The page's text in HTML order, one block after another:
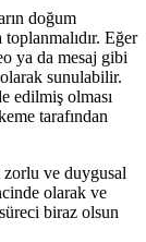
doğum
Eğer
ya da mesaj gibi
sunulabilir.
edilmiş olması
tarafından
zorlu ve duygusal
olarak ve
biraz olsun